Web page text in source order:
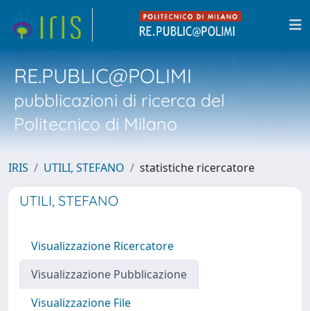
RE.PUBLIC@POLIMI
pubblicazioni di ricerca del
Politecnico di Milano
IRIS UTILI, STEFANO statistiche ricercatore
UTILI, STEFANO
Visualizzazione Ricercatore
Visualizzazione Pubblicazione
Visualizzazione File